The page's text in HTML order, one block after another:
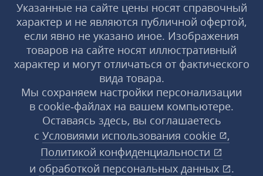
Указанные на сайте цены носят справочный
характер и не являются публичной офертой,
если явно не указано иное. Изображения
товаров на сайте носят иллюстративный
характер и могут отличаться от фактического
вида товара.
Мы сохраняем настройки персонализации
в cookie‑файлах на вашем компьютере.
Оставаясь здесь, вы соглашаетесь
с Условиями использования cookie
,
Политикой конфиденциальности
и обработкой персональных данных
.